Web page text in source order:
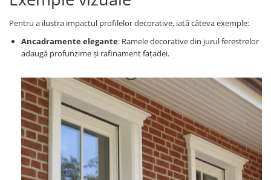
Pentru a ilustra impactul profilelor decorative, iată câteva exemple:
Ancadramente elegante: Ramele decorative din jurul ferestrelor
adaugă profunzime și rafinament fațadei.